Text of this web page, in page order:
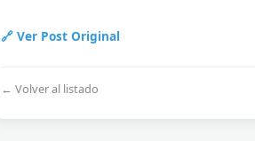
🔗 Ver Post Original
← Volver al listado